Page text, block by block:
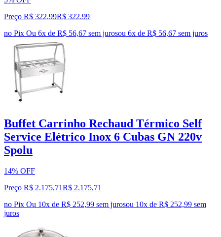
Preço R$ 322,99R$ 322,99
no Pix Ou 6x de R$ 56,67 sem jurosou 6x de R$ 56,67 sem juros
Buffet Carrinho Rechaud Térmico Self
Service Elétrico Inox 6 Cubas GN 220v
Spolu
14% OFF
Preço R$ 2.175,71R$ 2.175,71
no Pix Ou 10x de R$ 252,99 sem jurosou 10x de R$ 252,99 sem
juros